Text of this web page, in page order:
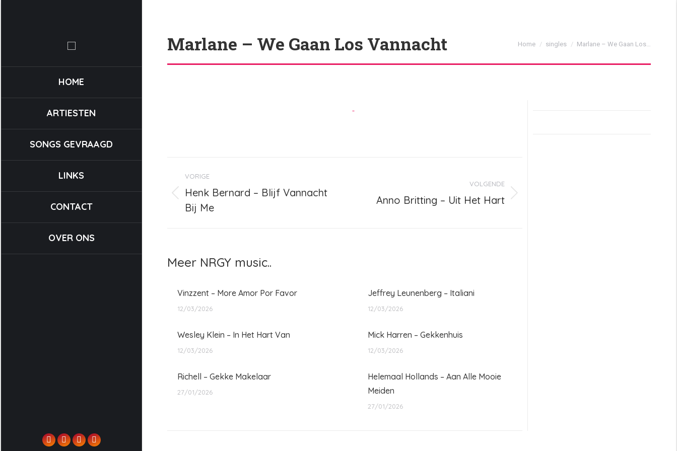
HOME
ARTIESTEN
SONGS GEVRAAGD
LINKS
CONTACT
OVER ONS
Facebook
X Instagram
YouTube
Marlane – We Gaan Los Vannacht Je bent hier:
Home singles Marlane – We Gaan Los…
navigatie
VORIGE
Vorig
bericht
Henk Bernard – Blijf Vannacht
Bij Me
VOLGENDE
Volgend
Anno Britting – Uit Het Hart
Meer NRGY music..
Vinzzent – More Amor Por Favor
12/03/2026
Jeffrey Leunenberg – Italiani
12/03/2026
Wesley Klein – In Het Hart Van
12/03/2026
Mick Harren – Gekkenhuis
12/03/2026
Richell – Gekke Makelaar
27/01/2026
Helemaal Hollands – Aan Alle Mooie
Meiden
27/01/2026